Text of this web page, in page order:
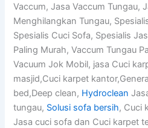
Vaccum, Jasa Vaccum Tungau,
Menghilangkan Tungau,
Spesialis Cuci Sofa, Spesialis
Paling Murah, Vaccum Tungau
Vacuum Jok Mobil, jasa Cuci
masjid,Cuci karpet
bed,Deep clean, Hydroclean
tungau, Solusi sofa bersih, Cuci
Jasa cuci sofa dan Cuci karpet